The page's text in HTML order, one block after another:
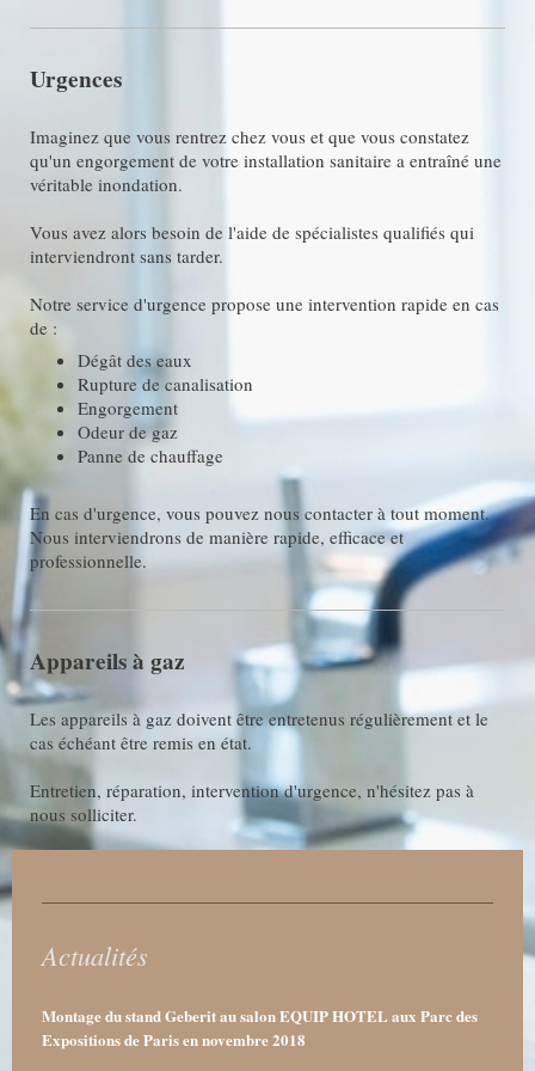
Urgences
Imaginez que vous rentrez chez vous et que vous constatez
qu'un engorgement de votre installation sanitaire a entraîné une
véritable inondation.
Vous avez alors besoin de l'aide de spécialistes qualifiés qui
interviendront sans tarder.
Notre service d'urgence propose une intervention rapide en cas
de :
Dégât des eaux
Rupture de canalisation
Engorgement
Odeur de gaz
Panne de chauffage
En cas d'urgence, vous pouvez nous contacter à tout moment.
Nous interviendrons de manière rapide, efficace et
professionnelle.
Appareils à gaz
Les appareils à gaz doivent être entretenus régulièrement et le
cas échéant être remis en état.
Entretien, réparation, intervention d'urgence, n'hésitez pas à
nous solliciter.
Actualités
Montage du stand Geberit au salon EQUIP HOTEL aux Parc des
Expositions de Paris en novembre 2018